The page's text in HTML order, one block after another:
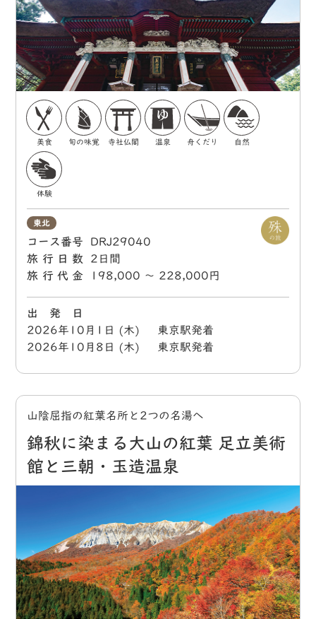
美食 旬の味覚 寺社仏閣 温泉 舟くだり 自然
体験
東北
コース番号
DRJ29040
旅行日数
2日間
旅行代金
198,000 〜 228,000円
出 発 日
2026年10月1日 (木) 東京駅発着
2026年10月8日 (木) 東京駅発着
山陰屈指の紅葉名所と2つの名湯へ
錦秋に染まる大山の紅葉 足立美術
館と三朝・玉造温泉